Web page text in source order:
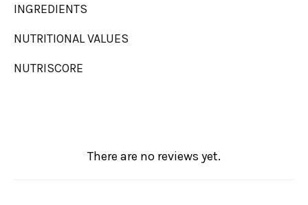
INGREDIENTS
NUTRITIONAL VALUES
NUTRISCORE
There are no reviews yet.